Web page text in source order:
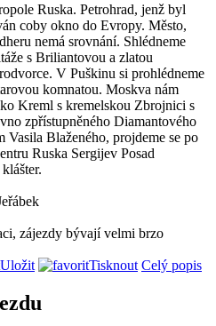
Ruska. Petrohrad, jenž byl
coby okno do Evropy. Město,
nemá srovnání. Shlédneme
s Briliantovou a zlatou
V Puškinu si prohlédneme
komnatou. Moskva nám
Kreml s kremelskou Zbrojnici s
zpřístupněného Diamantového
Vasila Blaženého, projdeme se po
Ruska Sergijev Posad
zájezdy bývají velmi brzo
Uložit Tisknout Celý popis